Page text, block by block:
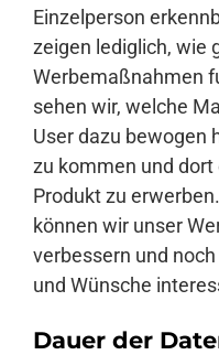
Einzelperson
zeigen lediglich, wie
Werbemaßnahmen
sehen wir, welche
User dazu bewogen
zu kommen und
Produkt zu
können wir unser
verbessern und
und Wünsche
Dauer der